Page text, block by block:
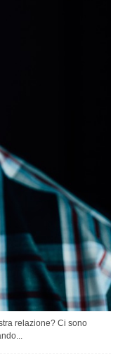
relazione? Ci sono